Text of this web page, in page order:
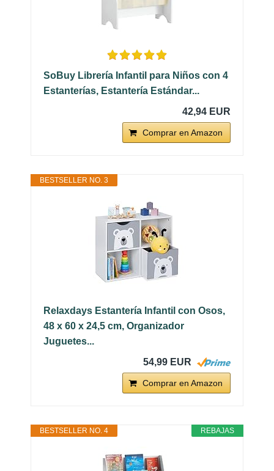
SoBuy Librería Infantil para Niños con 4
Estanterías, Estantería Estándar...
42,94 EUR
Comprar en Amazon
BESTSELLER NO. 3
Relaxdays Estantería Infantil con Osos,
48 x 60 x 24,5 cm, Organizador
Juguetes...
54,99 EUR
Comprar en Amazon
REBAJAS
BESTSELLER NO. 4